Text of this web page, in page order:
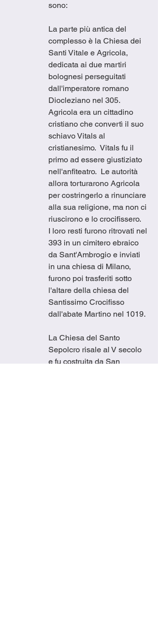
sono:
La parte più antica del
complesso è la Chiesa dei
Santi Vitale e Agricola,
dedicata ai due martiri
bolognesi perseguitati
dall'imperatore romano
Diocleziano nel 305.
Agricola era un cittadino
cristiano che convertì il suo
schiavo Vitals al
cristianesimo.  Vitals fu il
primo ad essere giustiziato
nell'anfiteatro.  Le autorità
allora torturarono Agricola
per costringerlo a rinunciare
alla sua religione, ma non ci
riuscirono e lo crocifissero.
I loro resti furono ritrovati nel
393 in un cimitero ebraico
da Sant'Ambrogio e inviati
in una chiesa di Milano,
furono poi trasferiti sotto
l'altare della chiesa del
Santissimo Crocifisso
dall'abate Martino nel 1019.
La Chiesa del Santo
Sepolcro risale al V secolo
e fu costruita da San